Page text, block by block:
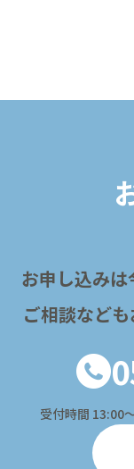
お申し込みは
ご相談なども
受付時間 13:00